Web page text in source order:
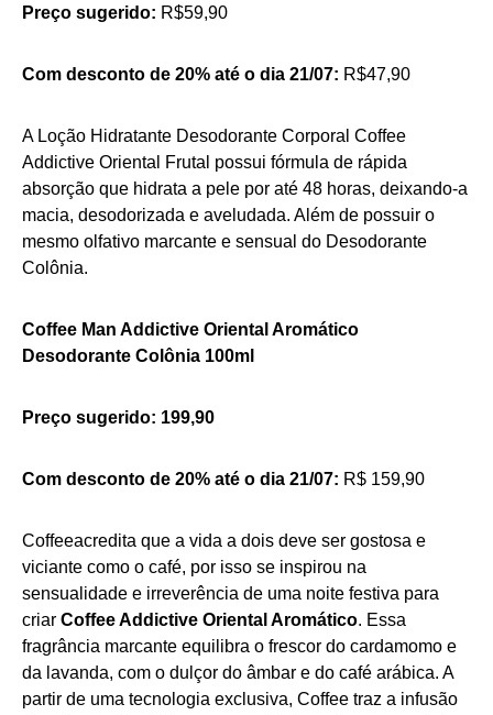
Preço sugerido: R$59,90
Com desconto de 20% até o dia 21/07: R$47,90
A Loção Hidratante Desodorante Corporal Coffee
Addictive Oriental Frutal possui fórmula de rápida
absorção que hidrata a pele por até 48 horas, deixando-a
macia, desodorizada e aveludada. Além de possuir o
mesmo olfativo marcante e sensual do Desodorante
Colônia.
Coffee Man Addictive Oriental Aromático
Desodorante Colônia 100ml
Preço sugerido: 199,90
Com desconto de 20% até o dia 21/07: R$ 159,90
Coffeeacredita que a vida a dois deve ser gostosa e
viciante como o café, por isso se inspirou na
sensualidade e irreverência de uma noite festiva para
criar Coffee Addictive Oriental Aromático. Essa
fragrância marcante equilibra o frescor do cardamomo e
da lavanda, com o dulçor do âmbar e do café arábica. A
partir de uma tecnologia exclusiva, Coffee traz a infusão